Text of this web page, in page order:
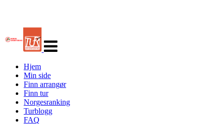
navigasjon
Hjem
Min side
Finn arrangør
Finn tur
Norgesranking
Turblogg
FAQ